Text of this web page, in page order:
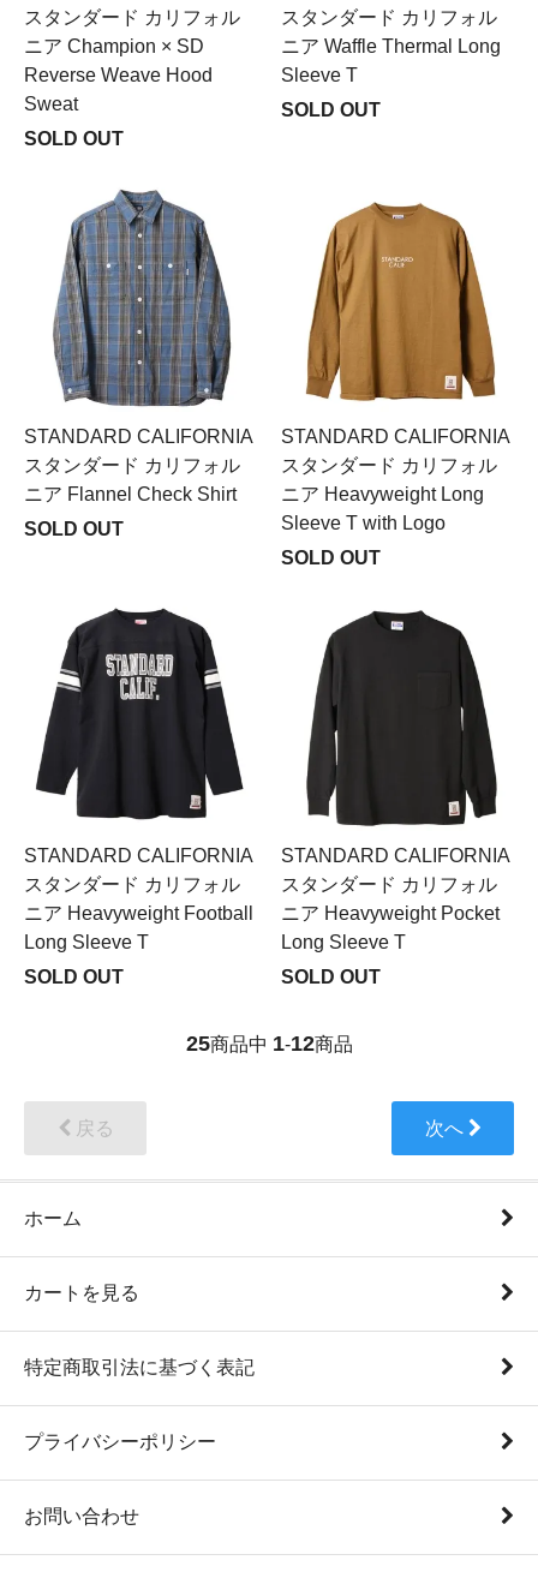
スタンダード カリフォル
ニア Champion × SD
Reverse Weave Hood
Sweat
SOLD OUT
スタンダード カリフォル
ニア Waffle Thermal Long
Sleeve T
SOLD OUT
STANDARD CALIFORNIA
スタンダード カリフォル
ニア Flannel Check Shirt
SOLD OUT
STANDARD CALIFORNIA
スタンダード カリフォル
ニア Heavyweight Long
Sleeve T with Logo
SOLD OUT
STANDARD CALIFORNIA
スタンダード カリフォル
ニア Heavyweight Football
Long Sleeve T
SOLD OUT
STANDARD CALIFORNIA
スタンダード カリフォル
ニア Heavyweight Pocket
Long Sleeve T
SOLD OUT
25商品中 1-12商品
戻る 次へ
ホーム
カートを見る
特定商取引法に基づく表記
プライバシーポリシー
お問い合わせ